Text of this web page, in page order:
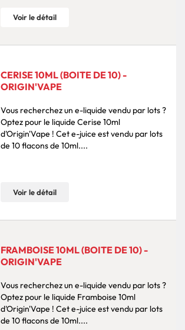
Voir le détail
CERISE 10ML (BOITE DE 10) -
ORIGIN'VAPE
Vous recherchez un e-liquide vendu par lots ?
Optez pour le liquide Cerise 10ml
d'Origin'Vape ! Cet e-juice est vendu par lots
de 10 flacons de 10ml....
Voir le détail
FRAMBOISE 10ML (BOITE DE 10) -
ORIGIN'VAPE
Vous recherchez un e-liquide vendu par lots ?
Optez pour le liquide Framboise 10ml
d'Origin'Vape ! Cet e-juice est vendu par lots
de 10 flacons de 10ml....